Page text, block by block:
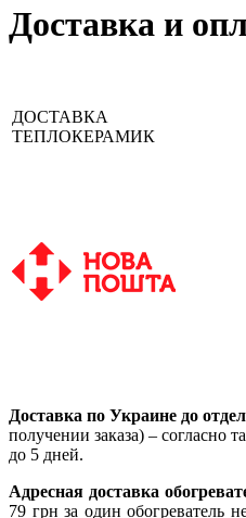
Доставка и
ДОСТАВКА
ТЕПЛОКЕРАМИК
Доставка по Украине до
получении заказа) – согласно
до 5 дней.
Адресная доставка
79 грн за один обогреватель